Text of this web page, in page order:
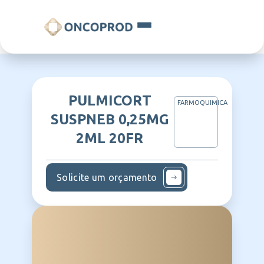
PULMICORT
SUSPNEB 0,25MG
2ML 20FR
FARMOQUIMICA
Solicite um orçamento